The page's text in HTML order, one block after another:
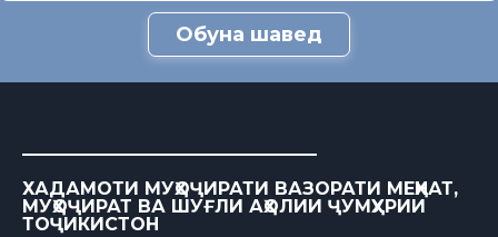
Обуна шавед
ХАДАМОТИ МУҲОҶИРАТИ ВАЗОРАТИ МЕҲНАТ,
МУҲОҶИРАТ ВА ШУҒЛИ АҲОЛИИ ҶУМҲУРИИ
ТОҶИКИСТОН